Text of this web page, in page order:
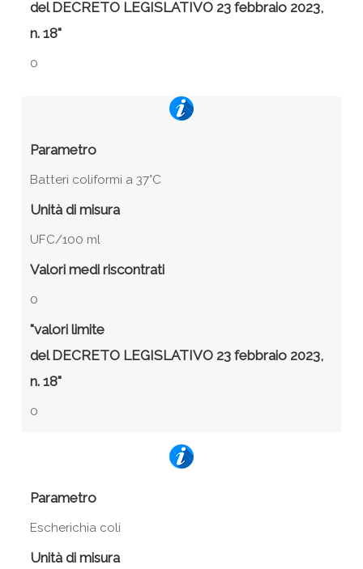
del DECRETO LEGISLATIVO 23 febbraio 2023,
n. 18"
0
Parametro
Batteri coliformi a 37°C
Unità di misura
UFC/100 ml
Valori medi riscontrati
0
"valori limite
del DECRETO LEGISLATIVO 23 febbraio 2023,
n. 18"
0
Parametro
Escherichia coli
Unità di misura